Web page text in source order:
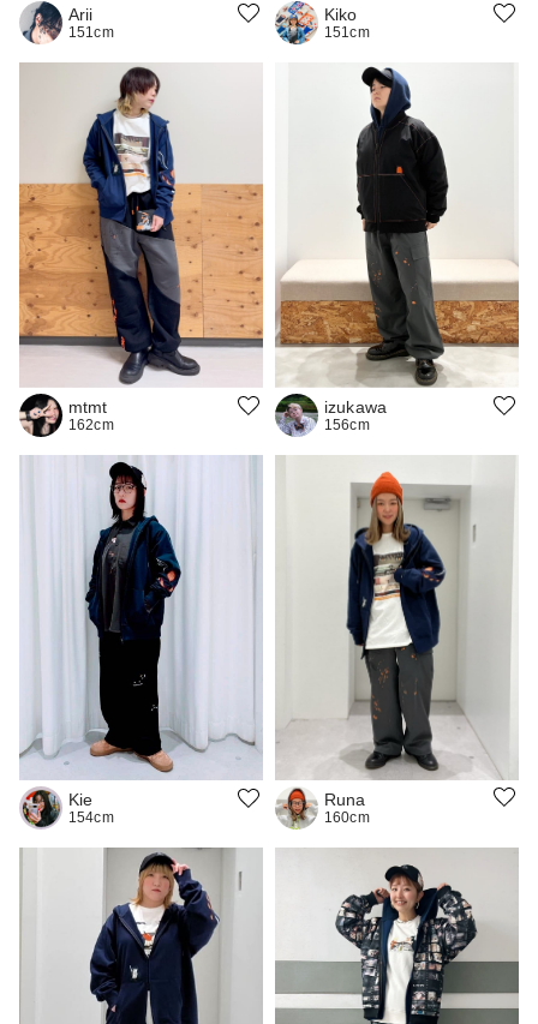
Arii
151cm
Kiko
151cm
mtmt
162cm
izukawa
156cm
Kie
154cm
Runa
160cm